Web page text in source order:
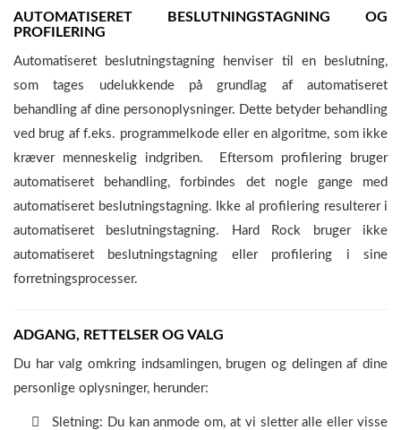
AUTOMATISERET BESLUTNINGSTAGNING OG
PROFILERING
Automatiseret beslutningstagning henviser til en beslutning,
som tages udelukkende på grundlag af automatiseret
behandling af dine personoplysninger. Dette betyder behandling
ved brug af f.eks. programmelkode eller en algoritme, som ikke
kræver menneskelig indgriben. Eftersom profilering bruger
automatiseret behandling, forbindes det nogle gange med
automatiseret beslutningstagning. Ikke al profilering resulterer i
automatiseret beslutningstagning. Hard Rock bruger ikke
automatiseret beslutningstagning eller profilering i sine
forretningsprocesser.
ADGANG, RETTELSER OG VALG
Du har valg omkring indsamlingen, brugen og delingen af dine
personlige oplysninger, herunder:
Sletning: Du kan anmode om, at vi sletter alle eller visse